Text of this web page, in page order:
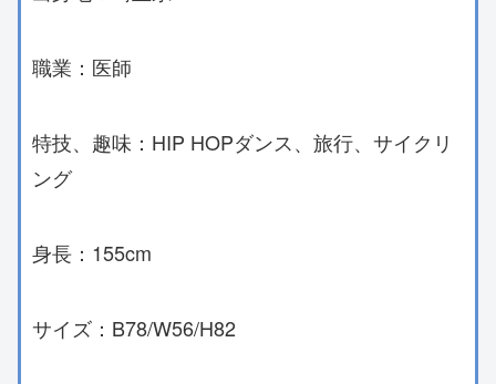
職業：医師
特技、趣味：HIP HOPダンス、旅行、サイクリ
ング
身長：155cm
サイズ：B78/W56/H82